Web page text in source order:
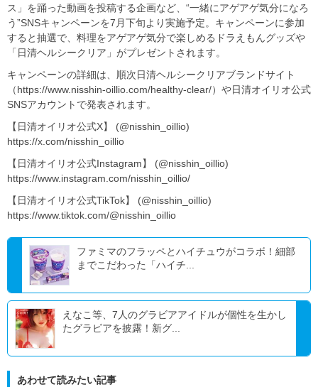
ス」を踊った動画を投稿する企画など、“一緒にアゲアゲ気分になろ
う”SNSキャンペーンを7月下旬より実施予定。キャンペーンに参加
すると抽選で、料理をアゲアゲ気分で楽しめるドラえもんグッズや
「日清ヘルシークリア」がプレゼントされます。
キャンペーンの詳細は、順次日清ヘルシークリアブランドサイト
（https://www.nisshin-oillio.com/healthy-clear/）や日清オイリオ公式
SNSアカウントで発表されます。
【日清オイリオ公式X】 (@nisshin_oillio)
https://x.com/nisshin_oillio
【日清オイリオ公式Instagram】 (@nisshin_oillio)
https://www.instagram.com/nisshin_oillio/
【日清オイリオ公式TikTok】 (@nisshin_oillio)
https://www.tiktok.com/@nisshin_oillio
ファミマのフラッペとハイチュウがコラボ！細部
までこだわった「ハイチ...
えなこ等、7人のグラビアアイドルが個性を生かし
たグラビアを披露！新グ...
あわせて読みたい記事